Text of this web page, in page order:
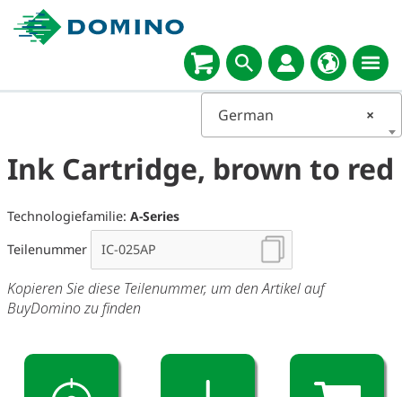
×
German
Ink Cartridge, brown to red
Technologiefamilie: A-Series
Teilenummer
Kopieren Sie diese Teilenummer, um den Artikel auf
BuyDomino zu finden